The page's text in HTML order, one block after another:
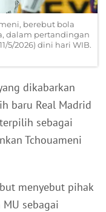
berebut bola
dalam pertandingan
5/2026) dini hari WIB.
dikabarkan
baru Real Madrid
sebagai
Tchouameni
menyebut pihak
sebagai